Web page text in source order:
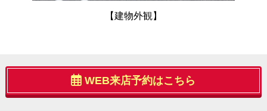
【建物外観】
WEB来店予約はこちら